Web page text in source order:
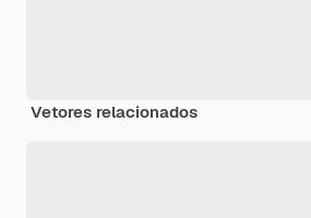
Vetores relacionados